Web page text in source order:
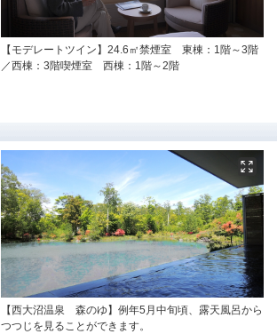
【モデレートツイン】24.6㎡禁煙室 東棟：1階～3階
／西棟：3階喫煙室 西棟：1階～2階
【西大沼温泉 森のゆ】例年5月中旬頃、露天風呂から
つつじを見ることができます。